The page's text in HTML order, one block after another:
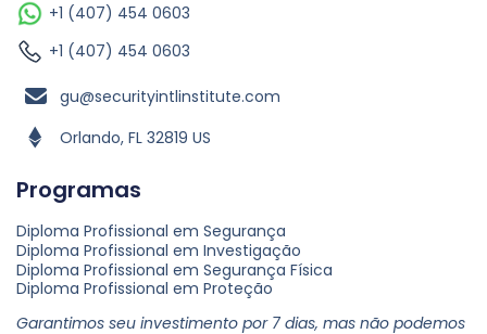
+1 (407) 454 0603
+1 (407) 454 0603
gu@securityintlinstitute.com
Orlando, FL 32819 US
Programas
Diploma Profissional em Segurança
Diploma Profissional em Investigação
Diploma Profissional em Segurança Física
Diploma Profissional em Proteção
Garantimos seu investimento por 7 dias, mas não podemos